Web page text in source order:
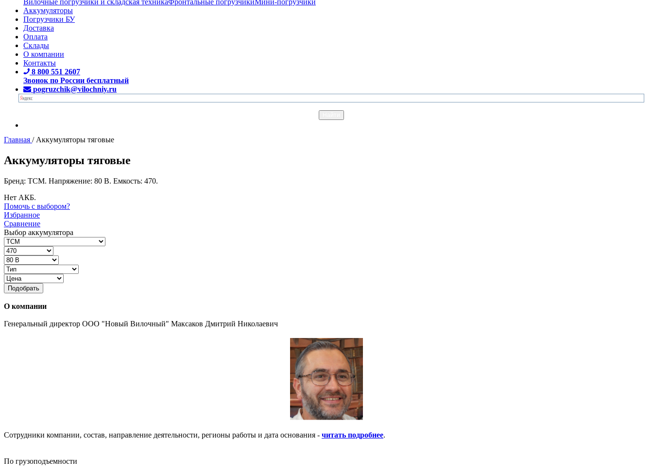
Аккумуляторы
Погрузчики БУ
Доставка
Оплата
Склады
О компании
Контакты
8 800 551 2607
Звонок по России бесплатный
pogruzchik@vilochniy.ru
Главная / Аккумуляторы тяговые
Аккумуляторы тяговые
Бренд: TCM. Напряжение: 80 В. Емкость: 470.
Нет АКБ.
Помочь с выбором?
Избранное
Сравнение
Выбор аккумулятора
Подобрать
О компании
Генеральный директор ООО "Новый Вилочный" Максаков Дмитрий Николаевич
Сотрудники компании, состав, направление деятельности, регионы работы и дата основания - читать подробнее.
По грузоподъемности